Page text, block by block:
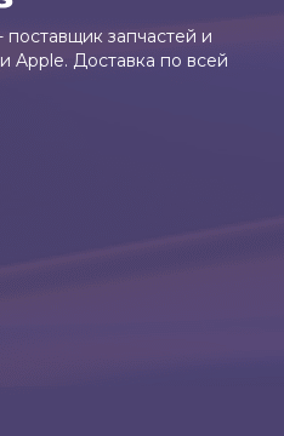
запчастей и
Apple. Доставка по всей